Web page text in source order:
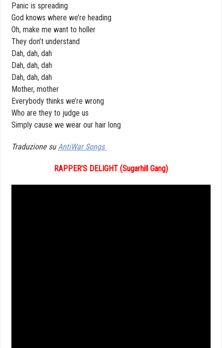
Panic is spreading
God knows where we’re heading
Oh, make me want to holler
They don’t understand
Dah, dah, dah
Dah, dah, dah
Dah, dah, dah
Mother, mother
Everybody thinks we’re wrong
Who are they to judge us
Simply cause we wear our hair long
Traduzione suAntiWar Songs
RAPPER’S DELIGHT (Sugarhill Gang)